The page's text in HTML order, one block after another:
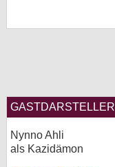
GASTDARSTELLER
Nynno Ahli
als Kazidämon